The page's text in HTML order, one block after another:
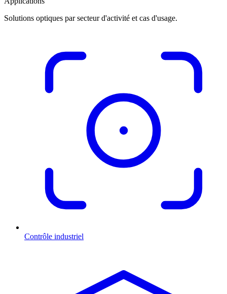
Solutions optiques par secteur d'activité et cas d'usage.
Contrôle industriel